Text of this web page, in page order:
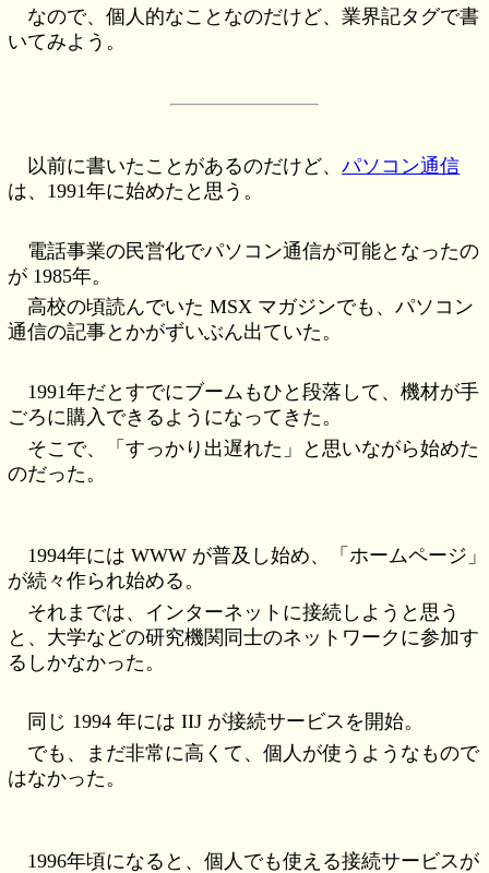
なので、個人的なことなのだけど、業界記タグで書
いてみよう。
以前に書いたことがあるのだけど、パソコン通信
は、1991年に始めたと思う。
電話事業の民営化でパソコン通信が可能となったの
が 1985年。
高校の頃読んでいた MSX マガジンでも、パソコン
通信の記事とかがずいぶん出ていた。
1991年だとすでにブームもひと段落して、機材が手
ごろに購入できるようになってきた。
そこで、「すっかり出遅れた」と思いながら始めた
のだった。
1994年には WWW が普及し始め、「ホームページ」
が続々作られ始める。
それまでは、インターネットに接続しようと思う
と、大学などの研究機関同士のネットワークに参加す
るしかなかった。
同じ 1994 年には IIJ が接続サービスを開始。
でも、まだ非常に高くて、個人が使うようなもので
はなかった。
1996年頃になると、個人でも使える接続サービスが